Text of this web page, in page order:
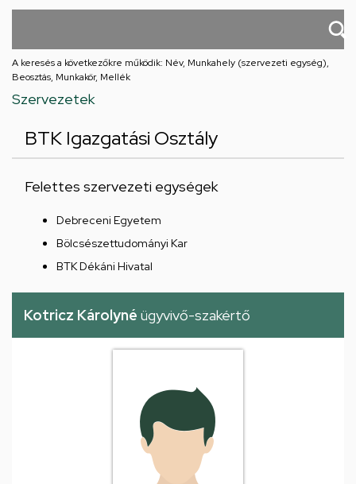
A keresés a következőkre működik: Név, Munkahely (szervezeti egység),
Beosztás, Munkakör, Mellék
Szervezetek
BTK Igazgatási Osztály
Felettes szervezeti egységek
Debreceni Egyetem
Bölcsészettudományi Kar
BTK Dékáni Hivatal
Kotricz Károlyné ügyvivő-szakértő